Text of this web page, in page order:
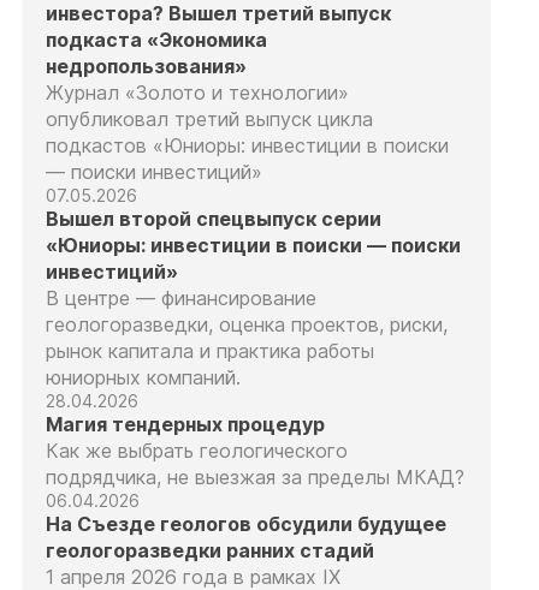
инвестора? Вышел третий выпуск
подкаста «Экономика
недропользования»
Журнал «Золото и технологии»
опубликовал третий выпуск цикла
подкастов «Юниоры: инвестиции в поиски
— поиски инвестиций»
07.05.2026
Вышел второй спецвыпуск серии
«Юниоры: инвестиции в поиски — поиски
инвестиций»
В центре — финансирование
геологоразведки, оценка проектов, риски,
рынок капитала и практика работы
юниорных компаний.
28.04.2026
Магия тендерных процедур
Как же выбрать геологического
подрядчика, не выезжая за пределы МКАД?
06.04.2026
На Съезде геологов обсудили будущее
геологоразведки ранних стадий
1 апреля 2026 года в рамках IX